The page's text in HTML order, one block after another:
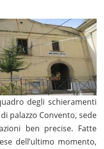
degli schieramenti
palazzo Convento, sede
ben precise. Fatte
dell’ultimo momento,